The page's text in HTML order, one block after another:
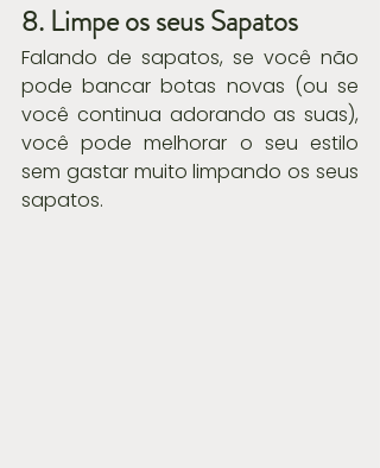
8. Limpe os seus Sapatos
Falando de sapatos, se você não
pode bancar botas novas (ou se
você continua adorando as suas),
você pode melhorar o seu estilo
sem gastar muito limpando os seus
sapatos.